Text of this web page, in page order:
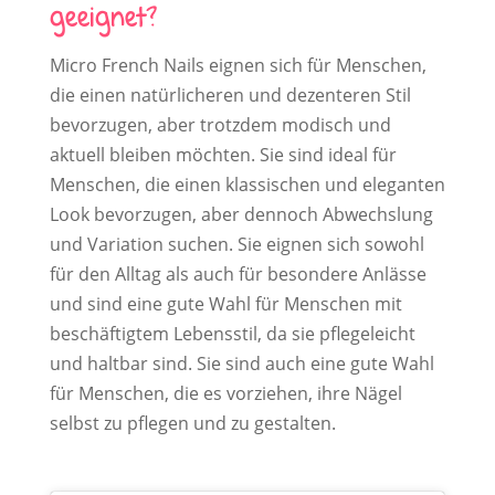
geeignet?
Micro French Nails eignen sich für Menschen,
die einen natürlicheren und dezenteren Stil
bevorzugen, aber trotzdem modisch und
aktuell bleiben möchten. Sie sind ideal für
Menschen, die einen klassischen und eleganten
Look bevorzugen, aber dennoch Abwechslung
und Variation suchen. Sie eignen sich sowohl
für den Alltag als auch für besondere Anlässe
und sind eine gute Wahl für Menschen mit
beschäftigtem Lebensstil, da sie pflegeleicht
und haltbar sind. Sie sind auch eine gute Wahl
für Menschen, die es vorziehen, ihre Nägel
selbst zu pflegen und zu gestalten.